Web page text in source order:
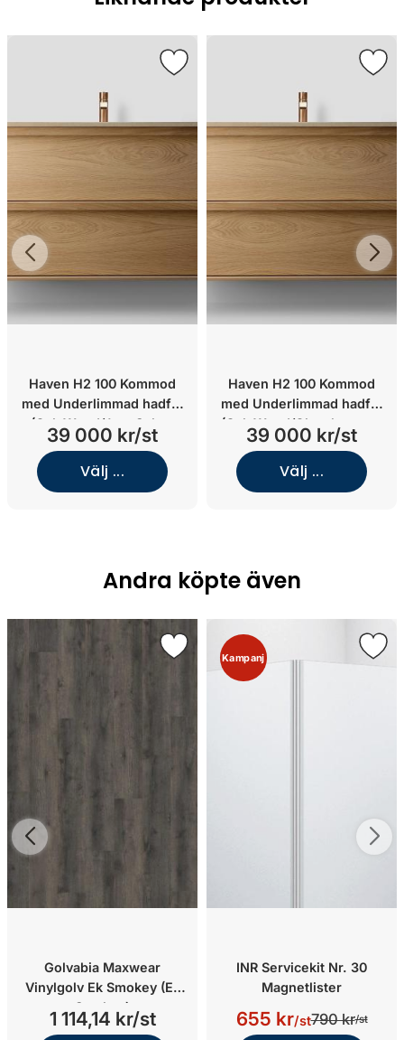
Haven H2 100 Kommod
med Underlimmad hadfat
(Oak Wood/Jura Select
Classic/Underlimmat matt
grå porslin)
39 000 kr/st
Välj ...
Haven H2 100 Kommod
med Underlimmad hadfat
(Oak Wood/Glanshammar
Silk/Underlimmat matt grå
porslin)
39 000 kr/st
Välj ...
Andra köpte även
Golvabia Maxwear
Vinylgolv Ek Smokey (Ek
Smokey)
1 114,14 kr/st
Kampanj
INR Servicekit Nr. 30
Magnetlister
655 kr/st790 kr/st